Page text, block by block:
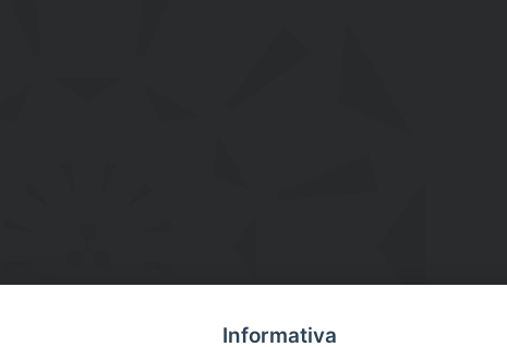
Informativa